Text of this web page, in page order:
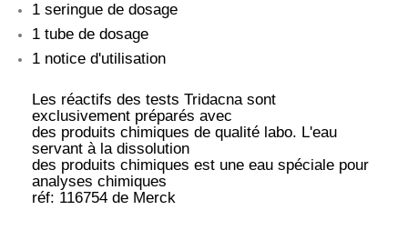
1 seringue de dosage
1 tube de dosage
1 notice d'utilisation
Les réactifs des tests Tridacna sont
exclusivement préparés avec
des produits chimiques de qualité labo. L'eau
servant à la dissolution
des produits chimiques est une eau spéciale pour
analyses chimiques
réf: 116754 de Merck